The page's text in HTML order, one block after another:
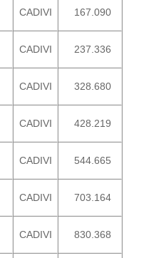
CADIVI 167.090
CADIVI 237.336
CADIVI 328.680
CADIVI 428.219
CADIVI 544.665
CADIVI 703.164
CADIVI 830.368